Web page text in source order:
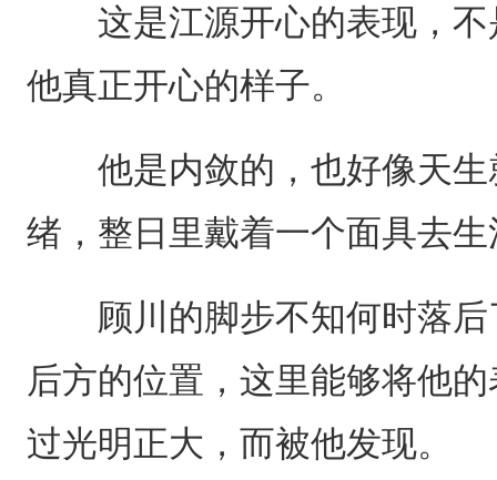
这是江源开心的表现，不
他真正开心的样子。
他是内敛的，也好像天生
绪，整日里戴着一个面具去
顾川的脚步不知何时落后
后方的位置，这里能够将他
过光明正大，而被他发现。